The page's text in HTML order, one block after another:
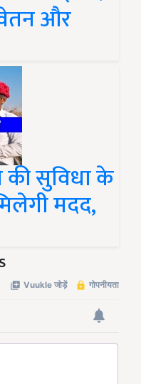
वेतन और
सुविधा के
मदद,